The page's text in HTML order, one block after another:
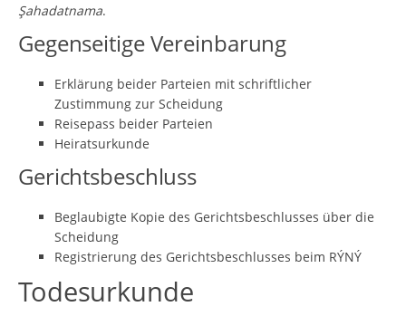
Şahadatnama.
Gegenseitige Vereinbarung
Erklärung beider Parteien mit schriftlicher
Zustimmung zur Scheidung
Reisepass beider Parteien
Heiratsurkunde
Gerichtsbeschluss
Beglaubigte Kopie des Gerichtsbeschlusses über die
Scheidung
Registrierung des Gerichtsbeschlusses beim RÝNÝ
Todesurkunde